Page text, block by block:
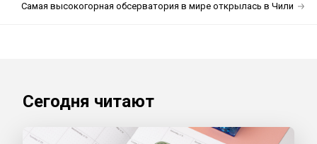
Самая высокогорная обсерватория в мире открылась в Чили
Сегодня читают